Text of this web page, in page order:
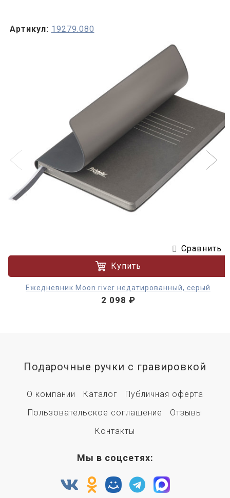
Артикул: 19279.080
Сравнить
Купить
Ежедневник Moon river недатированный, серый
2 098 ₽
Подарочные ручки с гравировкой
О компании Каталог
Публичная оферта
Пользовательское соглашение
Отзывы
Контакты
Мы в соцсетях: